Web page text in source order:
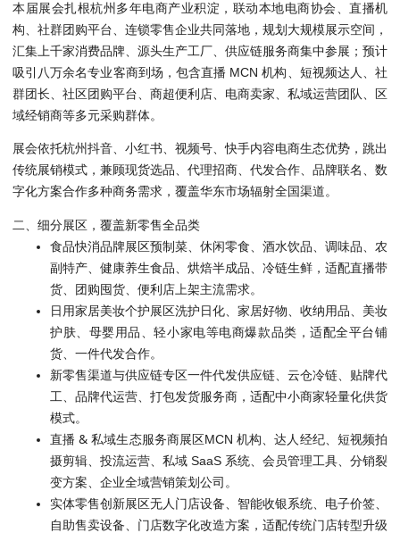
本届展会扎根杭州多年电商产业积淀，联动本地电商协会、直播机
构、社群团购平台、连锁零售企业共同落地，规划大规模展示空间，
汇集上千家消费品牌、源头生产工厂、供应链服务商集中参展；预计
吸引八万余名专业客商到场，包含直播 MCN 机构、短视频达人、社
群团长、社区团购平台、商超便利店、电商卖家、私域运营团队、区
域经销商等多元采购群体。
展会依托杭州抖音、小红书、视频号、快手内容电商生态优势，跳出
传统展销模式，兼顾现货选品、代理招商、代发合作、品牌联名、数
字化方案合作多种商务需求，覆盖华东市场辐射全国渠道。
二、细分展区，覆盖新零售全品类
食品快消品牌展区预制菜、休闲零食、酒水饮品、调味品、农
副特产、健康养生食品、烘焙半成品、冷链生鲜，适配直播带
货、团购囤货、便利店上架主流需求。
日用家居美妆个护展区洗护日化、家居好物、收纳用品、美妆
护肤、母婴用品、轻小家电等电商爆款品类，适配全平台铺
货、一件代发合作。
新零售渠道与供应链专区一件代发供应链、云仓冷链、贴牌代
工、品牌代运营、打包发货服务商，适配中小商家轻量化供货
模式。
直播 & 私域生态服务商展区MCN 机构、达人经纪、短视频拍
摄剪辑、投流运营、私域 SaaS 系统、会员管理工具、分销裂
变方案、企业全域营销策划公司。
实体零售创新展区无人门店设备、智能收银系统、电子价签、
自助售卖设备、门店数字化改造方案，适配传统门店转型升级